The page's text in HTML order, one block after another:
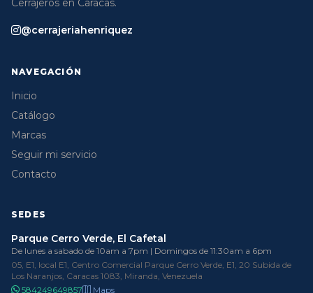
Cerrajeros en Caracas.
@cerrajeriahenriquez
NAVEGACIÓN
Inicio
Catálogo
Marcas
Seguir mi servicio
Contacto
SEDES
Parque Cerro Verde, El Cafetal
De lunes a sabado de 10am a 7pm | Domingos de 11:30am a 6pm
05, E1, local E1, Centro Comercial Parque Cerro Verde, E1, 20 Subida de
Los Naranjos, Caracas 1083, Miranda, Venezuela
584249649857
Maps